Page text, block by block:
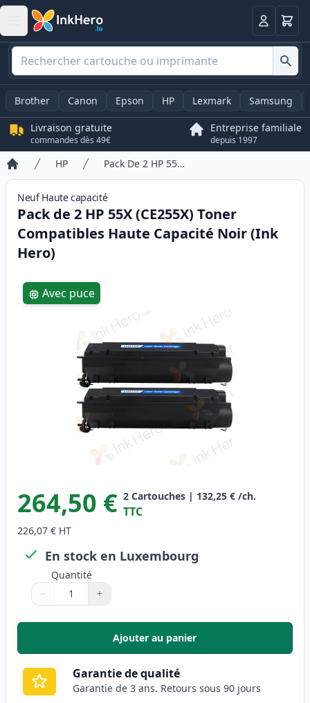
Panier
Brother Canon Epson HP Lexmark Samsung
Livraison gratuite
commandes dès 49€
Entreprise familiale
depuis 1997
Accueil
HP Pack De 2 HP 55X (CE255X) Toner Compatibles Haute Capacité Noir (Ink Hero)
Neuf Hautecapacité
Pack de 2 HP 55X (CE255X) Toner
Compatibles Haute Capacité Noir (Ink
Hero)
Product information
Avec puce
264,50 € 2 Cartouches | 132,25 € /ch.
TTC
226,07 € HT
En stock en Luxembourg
Quantité
Quantité
Utilisez les boutons pour ajuster
− +
Quantité
Ajouter au panier
,Pack de 2 HP 55X (CE255X)
Garantie de qualité
Garantie de 3 ans. Retours sous 90 jours